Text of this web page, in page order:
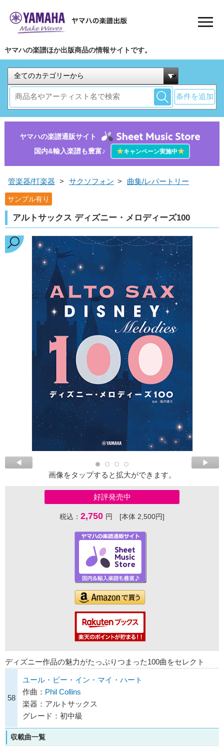
ヤマハの楽譜ほか出版商品の情報サイトです。
条件を追加
ヤマハの楽譜通販サイト
国内&輸入楽譜も豊富♪
★キャンペーン実施中★
管楽器/打楽器 > サクソフォン > 曲集/レパートリー
サンプル有り
アルトサックス ディズニー・メロディーズ100
画像をタップすると拡大ができます。
好評発売中
税込： 2,750 円 [本体 2,500円]
ディズニー作品の魅力がたっぷりつまった100曲をセレクト
58
ユール・ビー・イン・マイ・ハート
作曲： Phil Collins
楽器：アルトサックス
グレード：初中級
収載曲一覧